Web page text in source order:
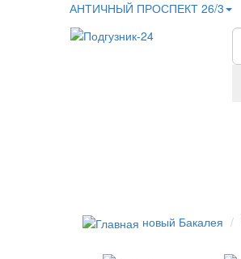
АНТИЧНЫЙ ПРОСПЕКТ 26/3
новый Бакалея